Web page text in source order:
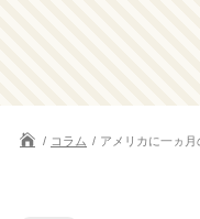
コラム アメリカに一ヵ月